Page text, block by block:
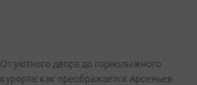
От уютного двора до горнолыжного
курорта: как преображается Арсеньев